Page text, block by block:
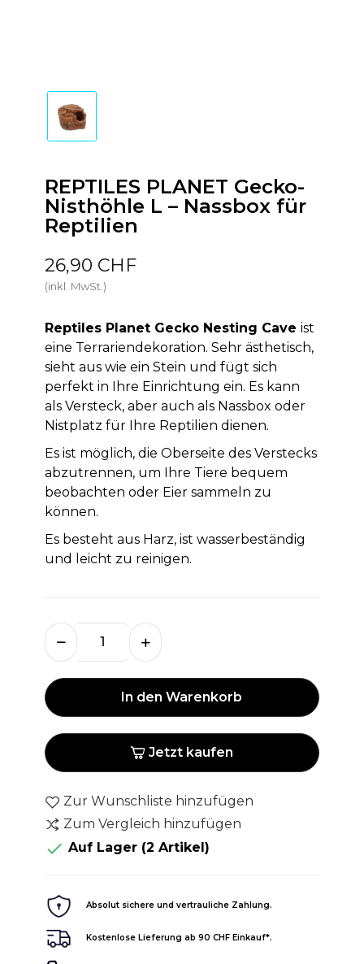
REPTILES PLANET Gecko-
Nisthöhle L – Nassbox für
Reptilien
26,90 CHF
(inkl. MwSt.)
Reptiles Planet Gecko Nesting Cave ist
eine Terrariendekoration. Sehr ästhetisch,
sieht aus wie ein Stein und fügt sich
perfekt in Ihre Einrichtung ein. Es kann
als Versteck, aber auch als Nassbox oder
Nistplatz für Ihre Reptilien dienen.
Es ist möglich, die Oberseite des Verstecks
​​abzutrennen, um Ihre Tiere bequem
beobachten oder Eier sammeln zu
können.
Es besteht aus Harz, ist wasserbeständig
und leicht zu reinigen.
In den Warenkorb
Jetzt kaufen
Zur Wunschliste hinzufügen
Zum Vergleich hinzufügen
 Auf Lager (2 Artikel)
Absolut sichere und vertrauliche Zahlung.
Kostenlose Lieferung ab 90 CHF Einkauf*.